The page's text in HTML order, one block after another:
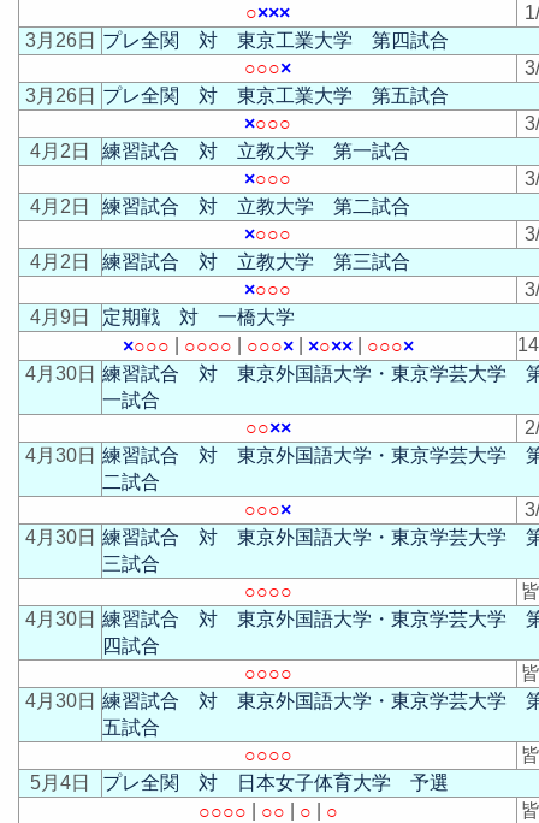
○×××
3月26日 プレ全関 対 東京工業大学 第四試合
○○○×
3月26日 プレ全関 対 東京工業大学 第五試合
×○○○
4月2日
練習試合 対 立教大学 第一試合
×○○○
4月2日
練習試合 対 立教大学 第二試合
×○○○
4月2日
練習試合 対 立教大学 第三試合
×○○○
4月9日
定期戦 対 一橋大学
×○○○ ○○○○ ○○○×| ×○××| ○○○×
4月30日 練習試合 対 東京外国語大学・東京学芸大学
一試合
○○××
4月30日 練習試合 対 東京外国語大学・東京学芸大学
二試合
○○○×
4月30日 練習試合 対 東京外国語大学・東京学芸大学
三試合
○○○○
4月30日 練習試合 対 東京外国語大学・東京学芸大学
四試合
○○○○
4月30日 練習試合 対 東京外国語大学・東京学芸大学
五試合
○○○○
5月4日
プレ全関 対 日本女子体育大学 予選
○○○○ ○○ ○ ○